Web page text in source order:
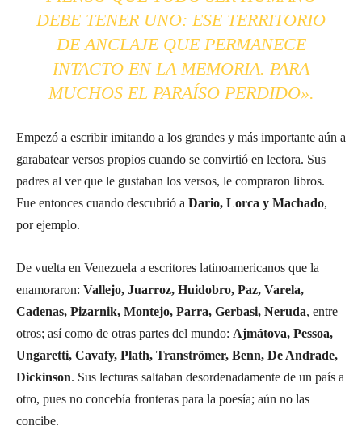
DEBE TENER UNO: ESE TERRITORIO
DE ANCLAJE QUE PERMANECE
INTACTO EN LA MEMORIA. PARA
MUCHOS EL PARAÍSO PERDIDO».
Empezó a escribir imitando a los grandes y más importante aún a
garabatear versos propios cuando se convirtió en lectora. Sus
padres al ver que le gustaban los versos, le compraron libros.
Fue entonces cuando descubrió a Dario, Lorca y Machado,
por ejemplo.
De vuelta en Venezuela a escritores latinoamericanos que la
enamoraron: Vallejo, Juarroz, Huidobro, Paz, Varela,
Cadenas, Pizarnik, Montejo, Parra, Gerbasi, Neruda, entre
otros; así como de otras partes del mundo: Ajmátova, Pessoa,
Ungaretti, Cavafy, Plath, Tranströmer, Benn, De Andrade,
Dickinson. Sus lecturas saltaban desordenadamente de un país a
otro, pues no concebía fronteras para la poesía; aún no las
concibe.